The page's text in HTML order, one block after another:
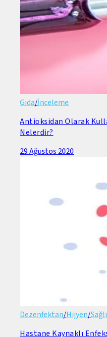
Gıda/İnceleme
Antioksidan Olarak
Nelerdir?
29 Ağustos 2020
Dezenfektan/Hijyen/
Hastane Kaynaklı